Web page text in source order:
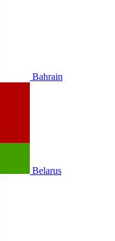
Bahrain
Belarus